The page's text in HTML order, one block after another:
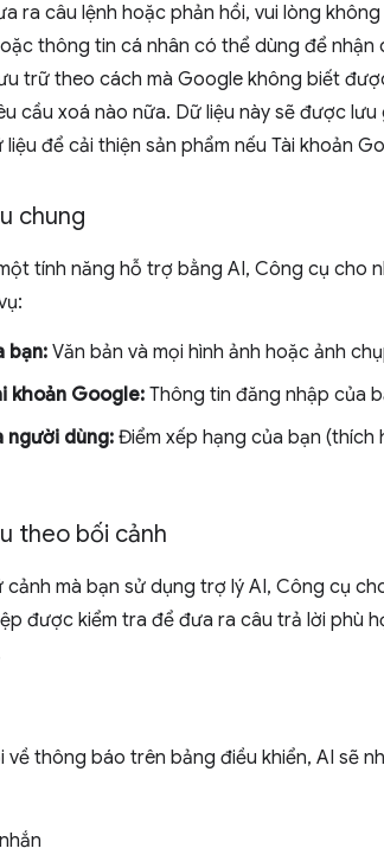
ra câu lệnh hoặc phản hồi, vui lòng
thông tin cá nhân có thể dùng để
trữ theo cách mà Google không biết
cầu xoá nào nữa. Dữ liệu này sẽ được
để cải thiện sản phẩm nếu Tài khoản
chung
tính năng hỗ trợ bằng AI, Công cụ cho
bạn: Văn bản và mọi hình ảnh hoặc ảnh
khoản Google: Thông tin đăng nhập của
người dùng: Điểm xếp hạng của bạn
theo bối cảnh
cảnh mà bạn sử dụng trợ lý AI, Công cụ
được kiểm tra để đưa ra câu trả lời phù
về thông báo trên bảng điều khiển, AI sẽ